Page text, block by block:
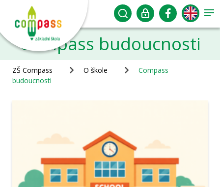
Compass budoucnosti
ZŠ Compass O škole
Compass
budoucnosti